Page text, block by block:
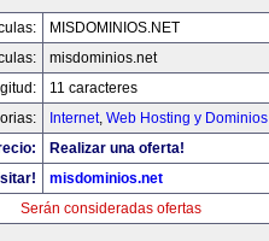
MISDOMINIOS.NET
misdominios.net
11 caracteres
Internet, Web Hosting y Dominios
Realizar una oferta!
misdominios.net
Serán consideradas ofertas